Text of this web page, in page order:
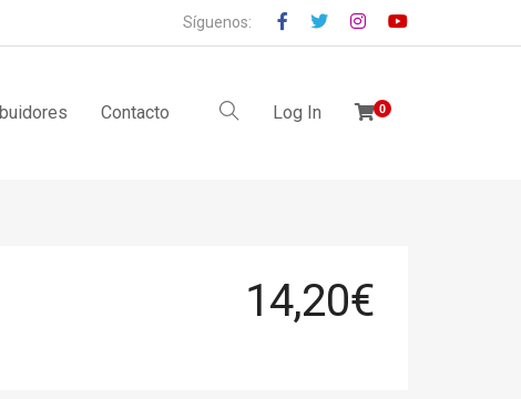
Síguenos:
Contacto Log In 0
14,20€